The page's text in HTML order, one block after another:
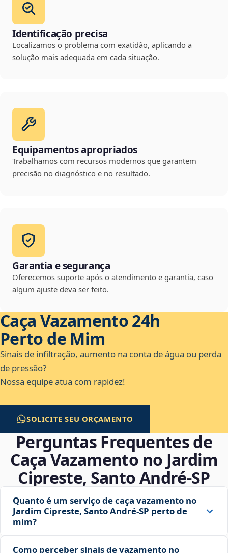
Identificação precisa
Localizamos o problema com exatidão, aplicando a
solução mais adequada em cada situação.
Equipamentos apropriados
Trabalhamos com recursos modernos que garantem
precisão no diagnóstico e no resultado.
Garantia e segurança
Oferecemos suporte após o atendimento e garantia, caso
algum ajuste deva ser feito.
Caça Vazamento 24h
Perto de Mim
Sinais de infiltração, aumento na conta de água ou perda
de pressão?
Nossa equipe atua com rapidez!
SOLICITE SEU ORÇAMENTO
Perguntas Frequentes de
Caça Vazamento no Jardim
Cipreste, Santo André‑SP
Quanto é um serviço de caça vazamento no
Jardim Cipreste, Santo André‑SP perto de
mim?
Como perceber sinais de vazamento no